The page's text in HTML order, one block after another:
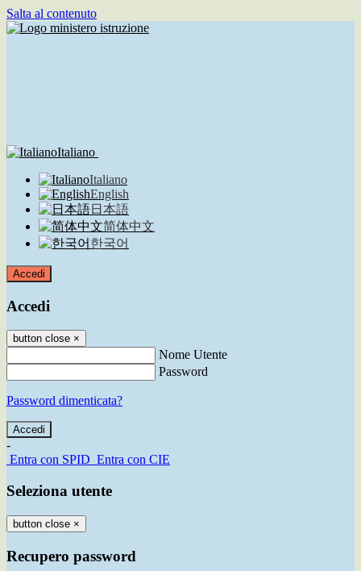
Salta al contenuto
Italiano
Italiano
English
日本語
简体中文
한국어
Accedi
Accedi
button close ×
Nome Utente
Password
Password dimenticata?
-
Entra con SPID Entra con CIE
Seleziona utente
button close ×
Recupero password